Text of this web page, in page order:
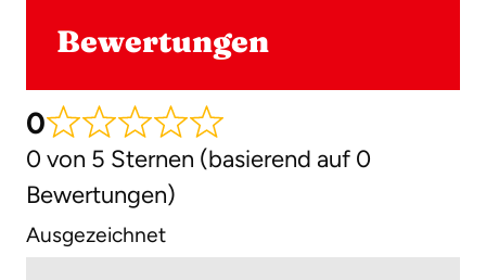
Bewertungen
0
0 von 5 Sternen (basierend auf 0
Bewertungen)
Ausgezeichnet